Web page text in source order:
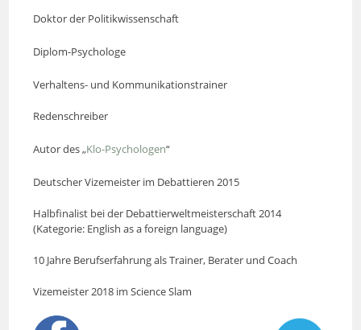
Doktor der Politikwissenschaft
Diplom-Psychologe
Verhaltens- und Kommunikationstrainer
Redenschreiber
Autor des „Klo-Psychologen“
Deutscher Vizemeister im Debattieren 2015
Halbfinalist bei der Debattierweltmeisterschaft 2014
(Kategorie: English as a foreign language)
10 Jahre Berufserfahrung als Trainer, Berater und Coach
Vizemeister 2018 im Science Slam